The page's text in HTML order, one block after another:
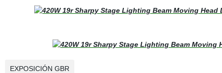
EXPOSICIÓN GBR